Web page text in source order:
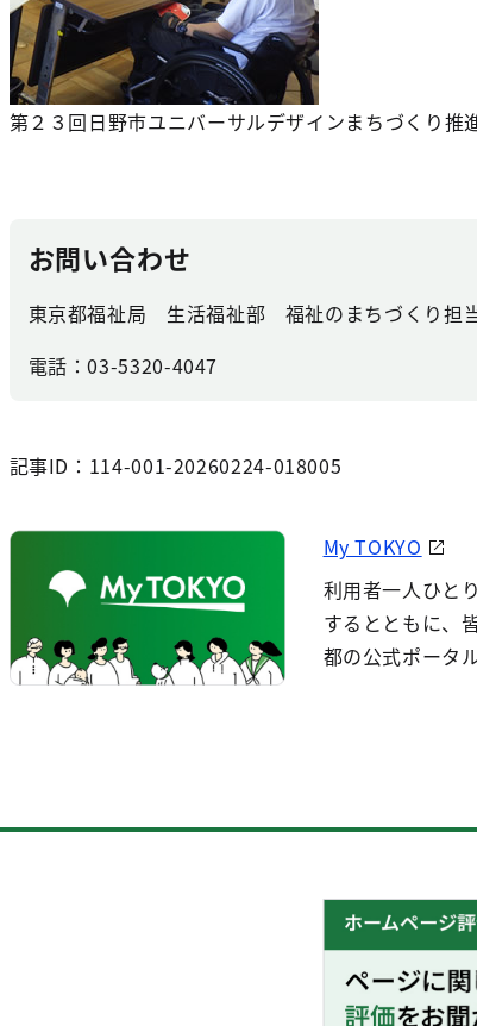
第２３回日野市ユニバーサルデザインまちづくり推
お問い合わせ
東京都福祉局 生活福祉部 福祉のまちづくり担
電話：03-5320-4047
記事ID：114-001-20260224-018005
My TOKYO
利用者一人ひと
するとともに、
都の公式ポータ